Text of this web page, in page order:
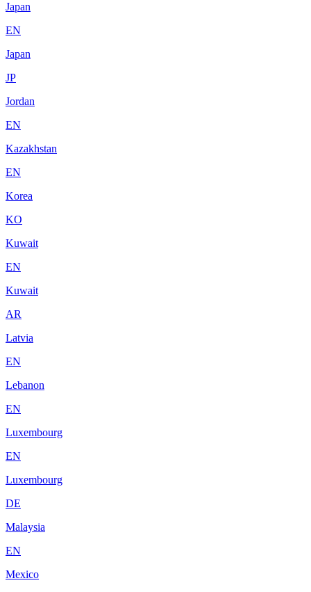
Japan
EN
Japan
JP
Jordan
EN
Kazakhstan
EN
Korea
KO
Kuwait
EN
Kuwait
AR
Latvia
EN
Lebanon
EN
Luxembourg
EN
Luxembourg
DE
Malaysia
EN
Mexico